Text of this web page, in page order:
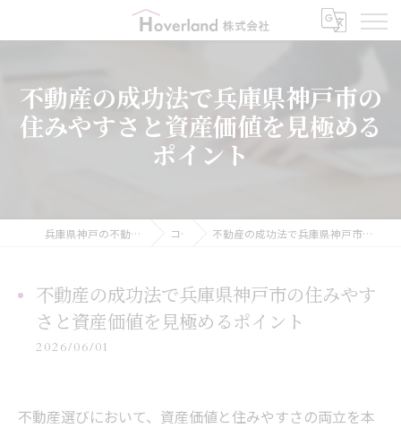
不動産の成功法で兵庫県神戸市の
住みやすさと資産価値を見極める
ポイント
兵庫県神戸の不動産ならHoverland株式会社 コラム 不動産の成功法で兵庫県神戸市の住みやすさと資産価値を見極めるポイント
不動産の成功法で兵庫県神戸市の住みやす
さと資産価値を見極めるポイント
2026/06/01
不動産選びにおいて、資産価値と住みやすさの両立を本